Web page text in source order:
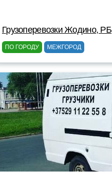
Грузоперевозки Жодино, РБ
ПО ГОРОДУ МЕЖГОРОД